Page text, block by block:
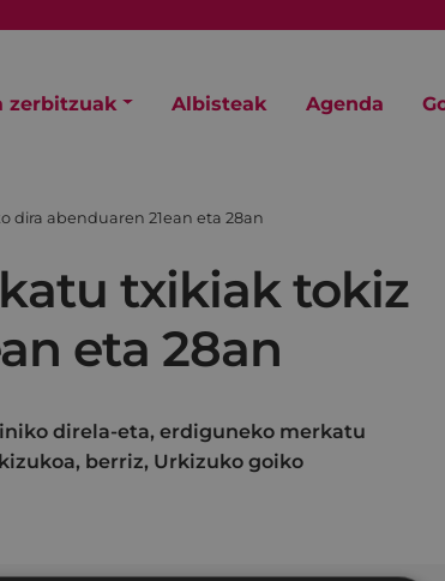
zerbitzuak Albisteak Agenda
abenduaren 21ean eta 28an
txikiak tokiz
eta 28an
direla-eta, erdiguneko merkatu
berriz, Urkizuko goiko